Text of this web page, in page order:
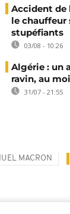
Accident de
le chauffeur
stupéfiants
03/08 - 10:26
Algérie : un
ravin, au
31/07 - 21:55
MACRON